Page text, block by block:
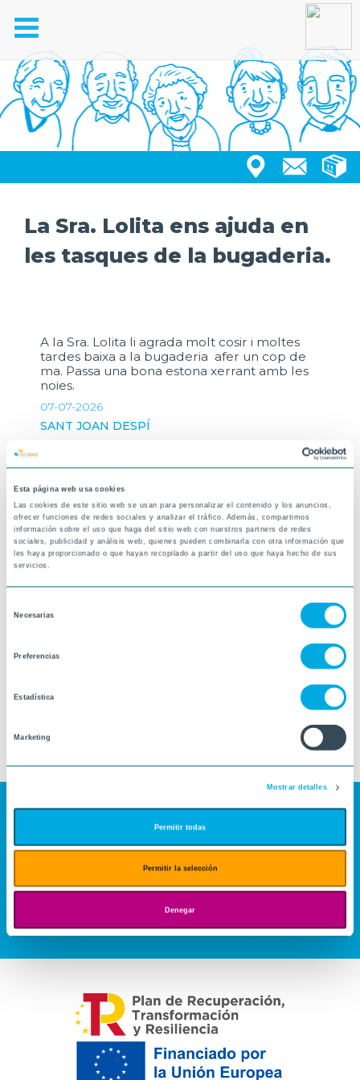
Esta página web usa cookies
Las cookies de este sitio web se usan para personalizar el contenido y los anuncios,
ofrecer funciones de redes sociales y analizar el tráfico. Además, compartimos
información sobre el uso que haga del sitio web con nuestros partners de redes
sociales, publicidad y análisis web, quienes pueden combinarla con otra información que
les haya proporcionado o que hayan recopilado a partir del uso que haya hecho de sus
servicios.
Necesarias
Preferencias
Estadística
Marketing
Mostrar detalles
Permitir todas
Permitir la selección
Denegar
Toggle
navigation
La Sra. Lolita ens ajuda en
les tasques de la bugaderia.
A la Sra. Lolita li agrada molt cosir i moltes
tardes baixa a la bugaderia afer un cop de
ma. Passa una bona estona xerrant amb les
noies.
07-07-2026
SANT JOAN DESPÍ